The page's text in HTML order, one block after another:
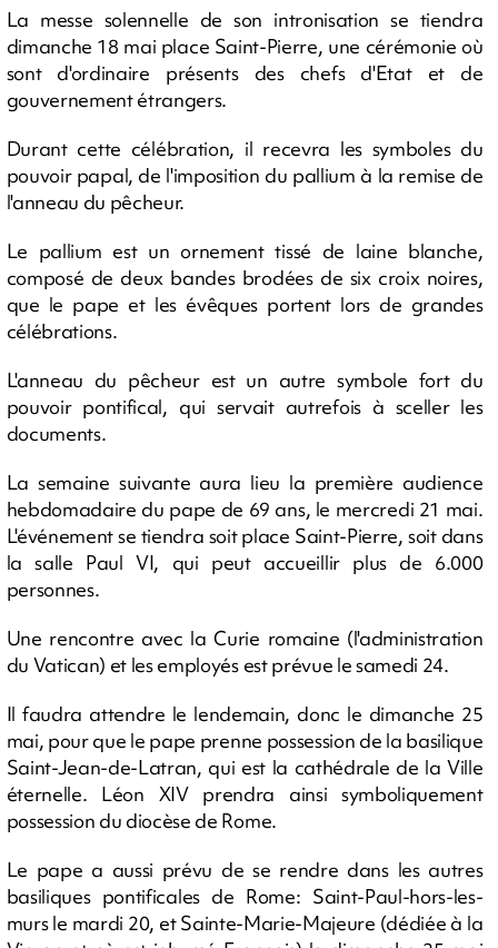
La messe solennelle de son intronisation se tiendra
dimanche 18 mai place Saint-Pierre, une cérémonie où
sont d'ordinaire présents des chefs d'Etat et de
gouvernement étrangers.
Durant cette célébration, il recevra les symboles du
pouvoir papal, de l'imposition du pallium à la remise de
l'anneau du pêcheur.
Le pallium est un ornement tissé de laine blanche,
composé de deux bandes brodées de six croix noires,
que le pape et les évêques portent lors de grandes
célébrations.
L'anneau du pêcheur est un autre symbole fort du
pouvoir pontifical, qui servait autrefois à sceller les
documents.
La semaine suivante aura lieu la première audience
hebdomadaire du pape de 69 ans, le mercredi 21 mai.
L'événement se tiendra soit place Saint-Pierre, soit dans
la salle Paul VI, qui peut accueillir plus de 6.000
personnes.
Une rencontre avec la Curie romaine (l'administration
du Vatican) et les employés est prévue le samedi 24.
Il faudra attendre le lendemain, donc le dimanche 25
mai, pour que le pape prenne possession de la basilique
Saint-Jean-de-Latran, qui est la cathédrale de la Ville
éternelle. Léon XIV prendra ainsi symboliquement
possession du diocèse de Rome.
Le pape a aussi prévu de se rendre dans les autres
basiliques pontificales de Rome: Saint-Paul-hors-les-
murs le mardi 20, et Sainte-Marie-Majeure (dédiée à la